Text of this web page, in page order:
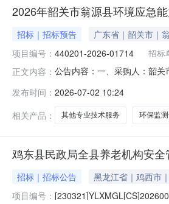
2026年韶关市翁源县环境应急
招标｜招标预告 广东省｜韶关市｜
项目编号： 440201-2026-01714 招标
正文内容： 公告内容：一、采购人：韶
0209:57:31发布人：韶关市
发布时间： 2026-07-02 10:24
相关产品：
其他专业技术服务 环保监
鸡东县民政局全县养老机构安
招标｜招标公告 黑龙江省｜鸡西市
项目编号：